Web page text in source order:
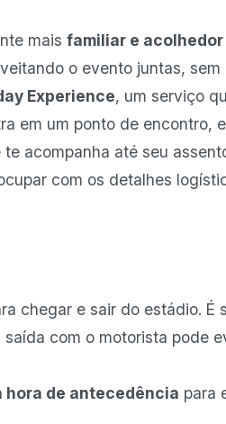
maisfamiliar e acolhedor
o evento juntas, sem
Experience, um serviço
em um ponto de encontro,
acompanha até seu
com os detalhes
chegar e sair do estádio. É
com o motorista pode
hora de antecedência para